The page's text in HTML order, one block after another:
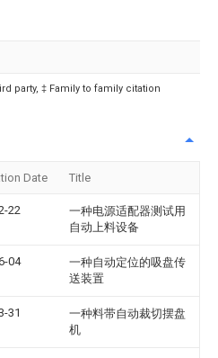
party, ‡ Family to family citation
Date Title
22
一种电源适配器测试用
自动上料设备
04
一种自动定位的吸盘传
送装置
31
一种料带自动裁切摆盘
机